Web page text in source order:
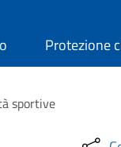
Protezione
sportive